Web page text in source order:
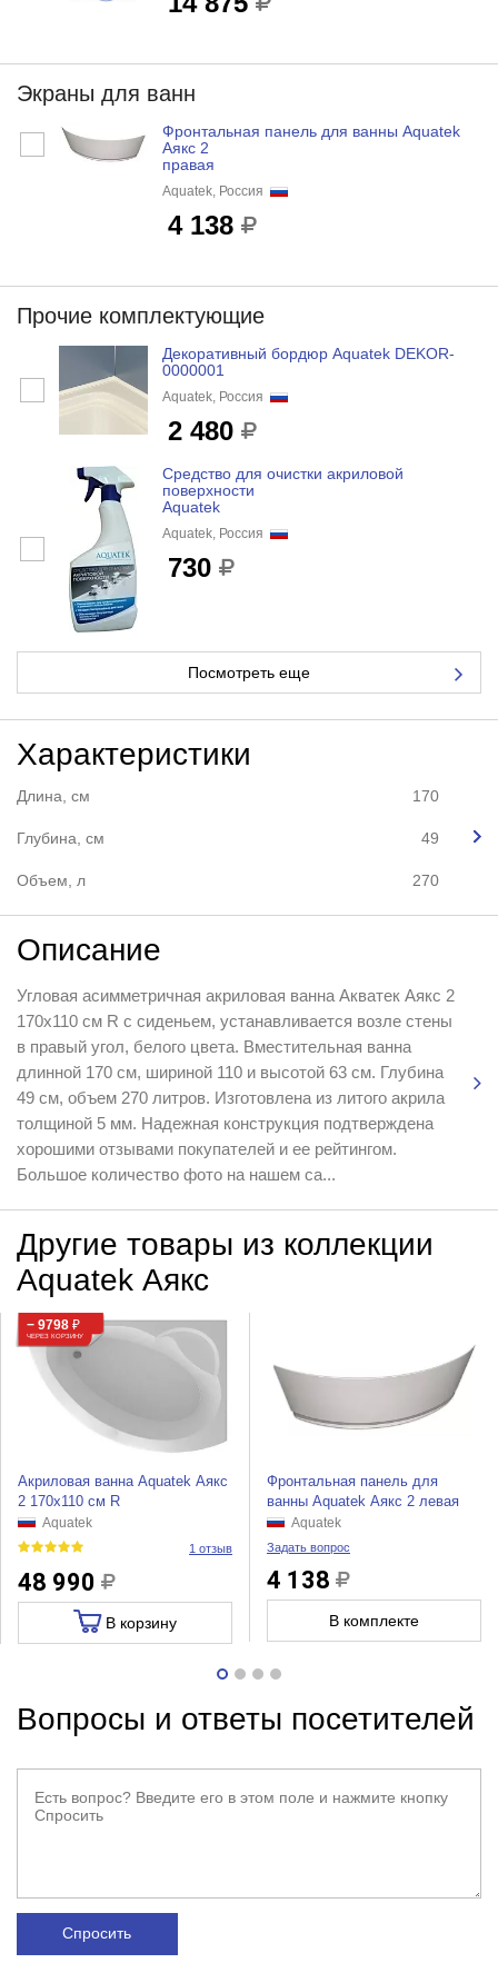
Экраны для ванн
Фронтальная панель для ванны Aquatek
Аякс 2
правая
Aquatek, Россия
4 138
Прочие комплектующие
Декоративный бордюр Aquatek DEKOR-
0000001
Aquatek, Россия
2 480
Средство для очистки акриловой
поверхности
Aquatek
Aquatek, Россия
730
Посмотреть еще
Характеристики
Длина, см 170
Глубина, см 49
Объем, л 270
Описание
Угловая асимметричная акриловая ванна Акватек Аякс 2
170х110 см R с сиденьем, устанавливается возле стены
в правый угол, белого цвета. Вместительная ванна
длинной 170 см, шириной 110 и высотой 63 см. Глубина
49 см, объем 270 литров. Изготовлена из литого акрила
толщиной 5 мм. Надежная конструкция подтверждена
хорошими отзывами покупателей и ее рейтингом.
Большое количество фото на нашем са...
Другие товары из коллекции
Aquatek Аякс
− 9798 ₽
ЧЕРЕЗ КОРЗИНУ
Акриловая ванна Aquatek Аякс
2 170х110 см R
Aquatek
1 отзыв
48 990
В корзину
Фронтальная панель для
ванны Aquatek Аякс 2 левая
Aquatek
Задать вопрос
4 138
В комплекте
Вопросы и ответы посетителей
Спросить